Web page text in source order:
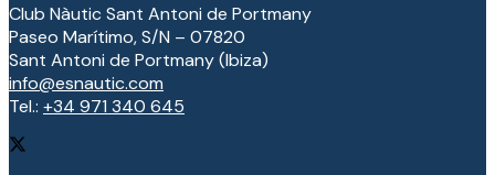
Club Nàutic Sant Antoni de Portmany
Paseo Marítimo, S/N – 07820
Sant Antoni de Portmany (Ibiza)
info@esnautic.com
Tel.: +34 971 340 645